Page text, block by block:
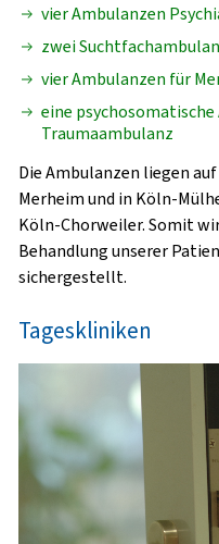
vier Ambulanzen
zwei
vier Ambulanzen für
eine
Traumaambulanz
Die Ambulanzen liegen
Merheim und in Köln-
Köln-Chorweiler. Somit
Behandlung unserer
sichergestellt.
Tageskliniken